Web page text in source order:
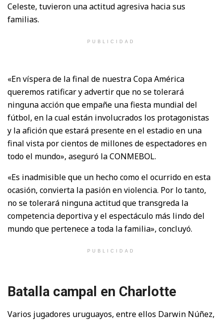
Celeste, tuvieron una actitud agresiva hacia sus
familias.
PUBLICIDAD
«En víspera de la final de nuestra Copa América
queremos ratificar y advertir que no se tolerará
ninguna acción que empañe una fiesta mundial del
fútbol, en la cual están involucrados los protagonistas
y la afición que estará presente en el estadio en una
final vista por cientos de millones de espectadores en
todo el mundo», aseguró la CONMEBOL.
«Es inadmisible que un hecho como el ocurrido en esta
ocasión, convierta la pasión en violencia. Por lo tanto,
no se tolerará ninguna actitud que transgreda la
competencia deportiva y el espectáculo más lindo del
mundo que pertenece a toda la familia», concluyó.
PUBLICIDAD
Batalla campal en Charlotte
Varios jugadores uruguayos, entre ellos Darwin Núñez,